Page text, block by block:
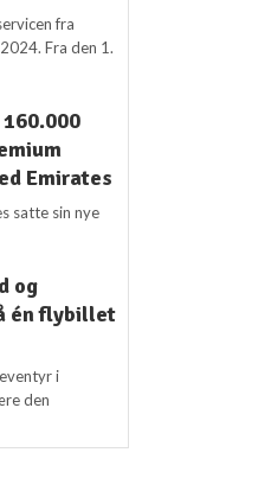
fra
Fra den 1.
Emirates
satte sin nye
og
én flybillet
i
den